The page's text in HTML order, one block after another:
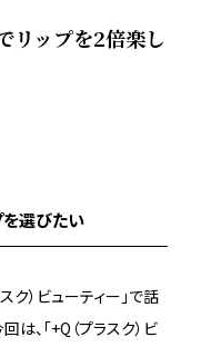
リップを2倍楽し
を選びたい
ク）ビューティー」で話
、「+Q（プラスク）ビ